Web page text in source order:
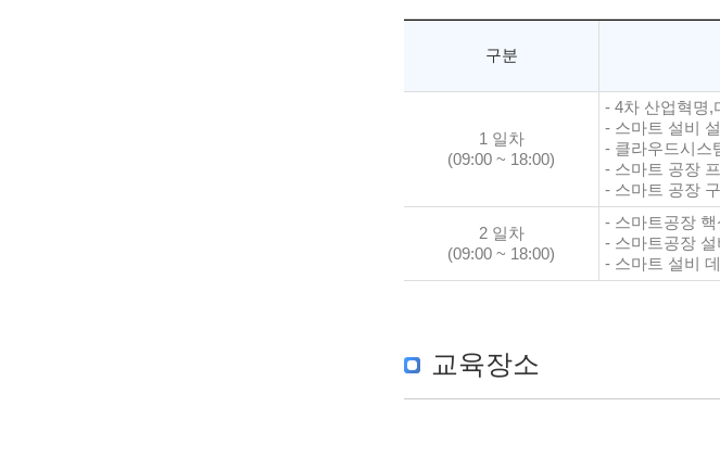
구분
1 일차
(09:00 ~ 18:00)
- 4차 산업혁명,
- 스마트 설비
- 클라우드시스
- 스마트 공장
- 스마트 공장
2 일차
(09:00 ~ 18:00)
- 스마트공장
- 스마트공장
- 스마트 설비
교육장소